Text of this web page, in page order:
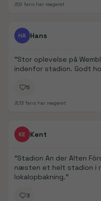
9 fans har reageret
FanDays bidrag
HA Hans
"Stor oplevelse på Wembley.
indenfor stadion. Godt
5
13 fans har reageret
FanDays bidrag
KE Kent
"Stadion An der Alten
næsten et helt stadion i
lokalopbakning."
3